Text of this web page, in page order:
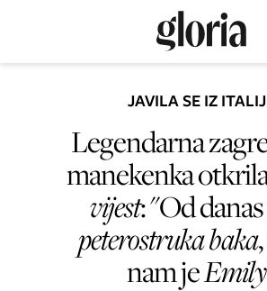
JAVILA SE IZ
Legendarna
manekenka
vijest: "Od
peterostruka baka
nam jeEmily